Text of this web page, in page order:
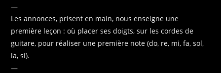
—
Les annonces, prisent en main, nous enseigne une
première leçon : où placer ses doigts, sur les cordes de
guitare, pour réaliser une première note (do, re, mi, fa, sol,
la, si).
—